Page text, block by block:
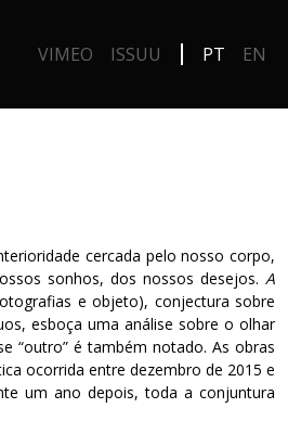
PT EN
VIMEO ISSUU
cercada pelo nosso corpo,
sonhos, dos nossos desejos. A
e objeto), conjectura sobre
esboça uma análise sobre o olhar
“outro” é também notado. As obras
ocorrida entre dezembro de 2015 e
um ano depois, toda a conjuntura